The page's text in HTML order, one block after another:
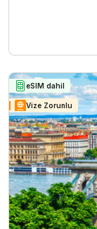
eSIM dahil
Vize Zorunlu